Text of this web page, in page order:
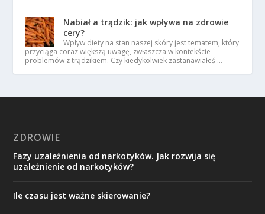
Nabiał a trądzik: jak wpływa na zdrowie
cery?
Wpływ diety na stan naszej skóry jest tematem, który
przyciąga coraz większą uwagę, zwłaszcza w kontekście
problemów z trądzikiem. Czy kiedykolwiek zastanawiałeś …
ZDROWIE
Fazy uzależnienia od narkotyków. Jak rozwija się
uzależnienie od narkotyków?
Ile czasu jest ważne skierowanie?